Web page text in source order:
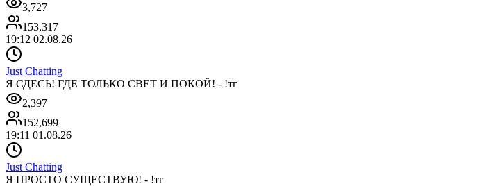
3,727
153,317
19:12 02.08.26
Just Chatting
Я СДЕСЬ! ГДЕ ТОЛЬКО СВЕТ И ПОКОЙ! - !тг
2,397
152,699
19:11 01.08.26
Just Chatting
Я ПРОСТО СУЩЕСТВУЮ! - !тг